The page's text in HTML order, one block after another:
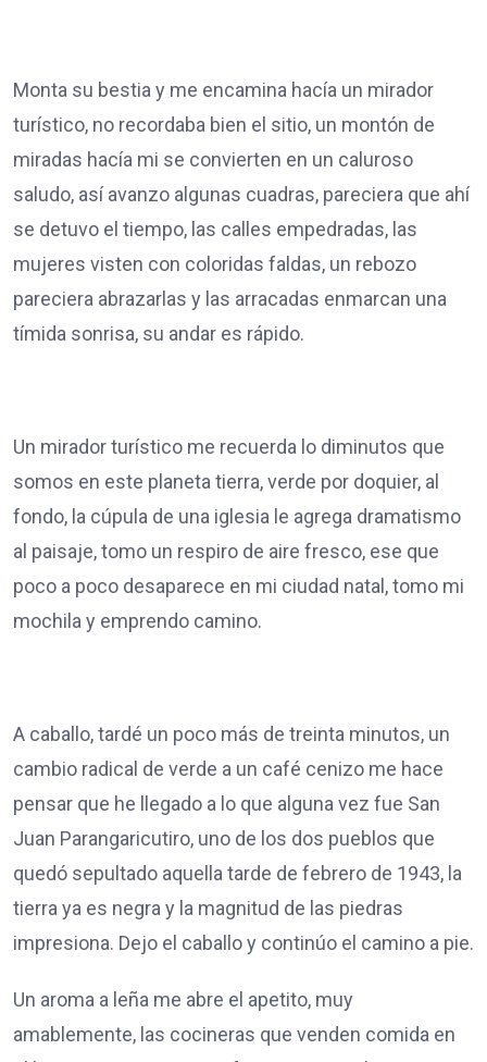
Monta su bestia y me encamina hacía un mirador
turístico, no recordaba bien el sitio, un montón de
miradas hacía mi se convierten en un caluroso
saludo, así avanzo algunas cuadras, pareciera que ahí
se detuvo el tiempo, las calles empedradas, las
mujeres visten con coloridas faldas, un rebozo
pareciera abrazarlas y las arracadas enmarcan una
tímida sonrisa, su andar es rápido.
Un mirador turístico me recuerda lo diminutos que
somos en este planeta tierra, verde por doquier, al
fondo, la cúpula de una iglesia le agrega dramatismo
al paisaje, tomo un respiro de aire fresco, ese que
poco a poco desaparece en mi ciudad natal, tomo mi
mochila y emprendo camino.
A caballo, tardé un poco más de treinta minutos, un
cambio radical de verde a un café cenizo me hace
pensar que he llegado a lo que alguna vez fue San
Juan Parangaricutiro, uno de los dos pueblos que
quedó sepultado aquella tarde de febrero de 1943, la
tierra ya es negra y la magnitud de las piedras
impresiona. Dejo el caballo y continúo el camino a pie.
Un aroma a leña me abre el apetito, muy
amablemente, las cocineras que venden comida en